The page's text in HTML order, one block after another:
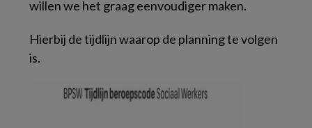
willen we het graag eenvoudiger maken.
Hierbij de tijdlijn waarop de planning te volgen
is.